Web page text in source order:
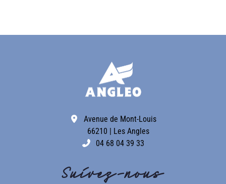
Avenue de Mont-Louis
66210 | Les Angles
04 68 04 39 33
Suivez-nous